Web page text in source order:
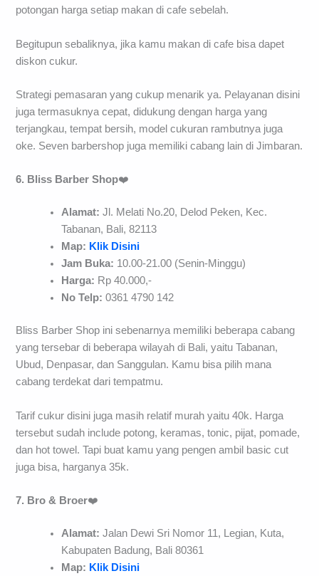
potongan harga setiap makan di cafe sebelah.
Begitupun sebaliknya, jika kamu makan di cafe bisa dapet
diskon cukur.
Strategi pemasaran yang cukup menarik ya. Pelayanan disini
juga termasuknya cepat, didukung dengan harga yang
terjangkau, tempat bersih, model cukuran rambutnya juga
oke. Seven barbershop juga memiliki cabang lain di Jimbaran.
6. Bliss Barber Shop❤️
Alamat: Jl. Melati No.20, Delod Peken, Kec.
Tabanan, Bali, 82113
Map: Klik Disini
Jam Buka: 10.00-21.00 (Senin-Minggu)
Harga: Rp 40.000,-
No Telp:0361 4790 142
Bliss Barber Shop ini sebenarnya memiliki beberapa cabang
yang tersebar di beberapa wilayah di Bali, yaitu Tabanan,
Ubud, Denpasar, dan Sanggulan. Kamu bisa pilih mana
cabang terdekat dari tempatmu.
Tarif cukur disini juga masih relatif murah yaitu 40k. Harga
tersebut sudah include potong, keramas, tonic, pijat, pomade,
dan hot towel. Tapi buat kamu yang pengen ambil basic cut
juga bisa, harganya 35k.
7. Bro & Broer❤️
Alamat: Jalan Dewi Sri Nomor 11, Legian, Kuta,
Kabupaten Badung, Bali 80361
Map: Klik Disini